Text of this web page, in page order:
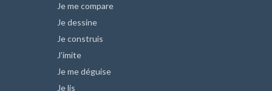
Je me compare
Je dessine
Je construis
J’imite
Je me déguise
Je lis